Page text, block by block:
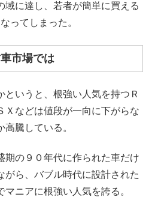
域に達し、若者が簡単に買える
ってしまった。
市場では
というと、根強い人気を持つＲ
Ｘなどは値段が一向に下がらな
高騰している。
期の９０年代に作られた車だけ
がら、バブル時代に設計された
ニアに根強い人気を誇る。